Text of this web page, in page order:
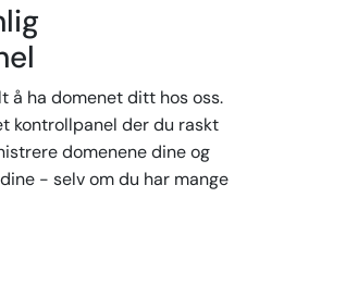
å ha domenet ditt hos oss.
kontrollpanel der du raskt
domenene dine og
- selv om du har mange